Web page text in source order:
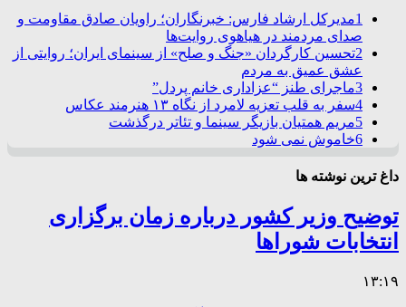
1مدیرکل ارشاد فارس: خبرنگاران؛ راویان صادق مقاومت و
صدای مردمند در هیاهوی روایت‌ها
2تحسین کارگردان «جنگ و صلح» از سینمای ایران؛ روایتی از
عشق عمیق به مردم
3ماجرای طنز “عزاداری خانم پردل”
4سفر به قلب تعزیه لامرد از نگاه ۱۳ هنرمند عکاس
5مریم همتیان بازیگر سینما و تئاتر درگذشت
6خاموش نمی شود
داغ ترین نوشته ها
توضیح وزیر کشور درباره زمان برگزاری
انتخابات شوراها
۱۳:۱۹